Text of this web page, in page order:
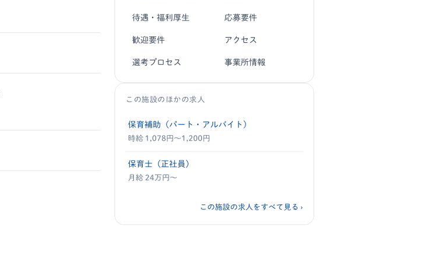
待遇・福利厚生 応募要件
歓迎要件 アクセス
選考プロセス 事業所情報
この施設のほかの求人
保育補助（パート・アルバイト）
時給 1,078円〜1,200円
保育士（正社員）
月給 24万円〜
この施設の求人をすべて見る ›